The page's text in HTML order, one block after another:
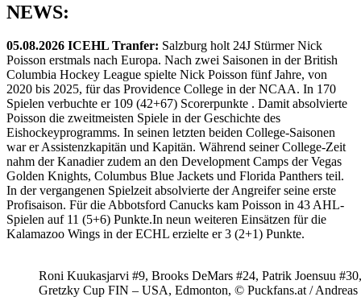
NEWS:
05.08.2026 ICEHL Tranfer: Salzburg holt 24J Stürmer Nick
Poisson erstmals nach Europa. Nach zwei Saisonen in der British
Columbia Hockey League spielte Nick Poisson fünf Jahre, von
2020 bis 2025, für das Providence College in der NCAA. In 170
Spielen verbuchte er 109 (42+67) Scorerpunkte . Damit absolvierte
Poisson die zweitmeisten Spiele in der Geschichte des
Eishockeyprogramms. In seinen letzten beiden College-Saisonen
war er Assistenzkapitän und Kapitän. Während seiner College-Zeit
nahm der Kanadier zudem an den Development Camps der Vegas
Golden Knights, Columbus Blue Jackets und Florida Panthers teil.
In der vergangenen Spielzeit absolvierte der Angreifer seine erste
Profisaison. Für die Abbotsford Canucks kam Poisson in 43 AHL-
Spielen auf 11 (5+6) Punkte.In neun weiteren Einsätzen für die
Kalamazoo Wings in der ECHL erzielte er 3 (2+1) Punkte.
Roni Kuukasjarvi #9, Brooks DeMars #24, Patrik Joensuu
Gretzky Cup FIN – USA, Edmonton, © Puckfans.at / Andreas